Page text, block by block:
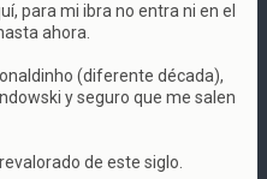
para mi ibra no entra ni en el
ahora.
(diferente década),
y seguro que me salen
de este siglo.